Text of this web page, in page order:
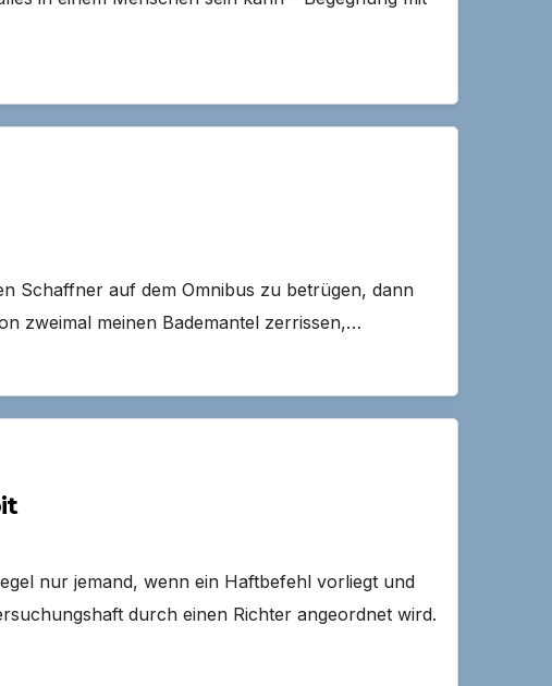
Schaffner auf dem Omnibus zu betrügen, dann
zweimal meinen Bademantel zerrissen,…
nur jemand, wenn ein Haftbefehl vorliegt und
durch einen Richter angeordnet wird.